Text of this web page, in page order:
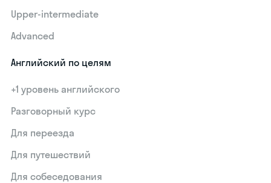
Upper-intermediate
Advanced
Английский по целям
+1 уровень английского
Разговорный курс
Для переезда
Для путешествий
Для собеседования